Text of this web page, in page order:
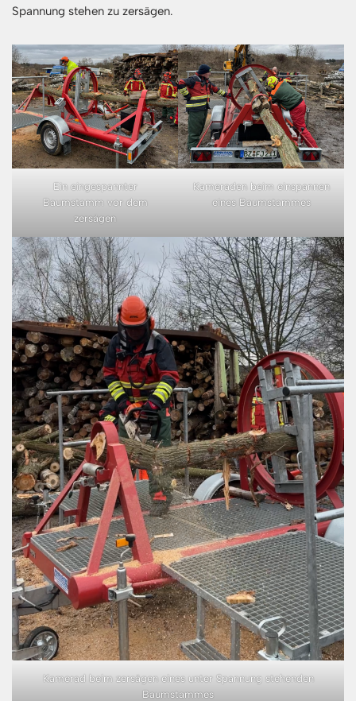
Spannung stehen zu zersägen.
Ein eingespannter
Baumstamm vor dem
zersägen
Kameraden beim einspannen
eines Baumstammes
Kamerad beim zersägen eines unter Spannung stehenden
Baumstammes